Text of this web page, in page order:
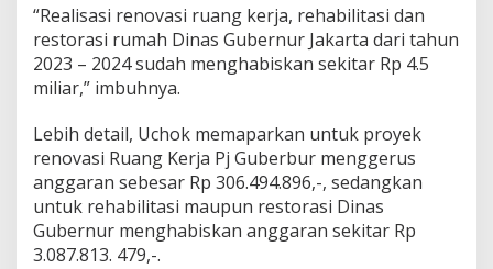
j
a
d
a
n
e
h
a
b
i
l
“Realisasi renovasi ruang kerja, rehabilitasi dan
restorasi rumah Dinas Gubernur Jakarta dari tahun
2023 – 2024 sudah menghabiskan sekitar Rp 4.5
miliar,” imbuhnya.
Lebih detail, Uchok memaparkan untuk proyek
renovasi Ruang Kerja Pj Guberbur menggerus
anggaran sebesar Rp 306.494.896,-, sedangkan
untuk rehabilitasi maupun restorasi Dinas
Gubernur menghabiskan anggaran sekitar Rp
3.087.813. 479,-.